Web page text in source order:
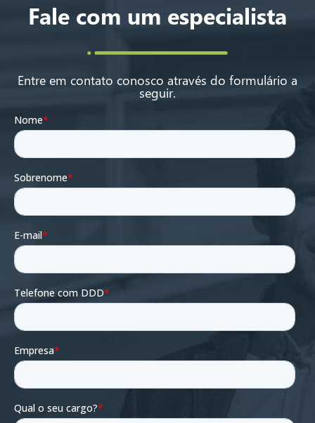
Fale com um especialista
Entre em contato conosco através do formulário a
seguir.